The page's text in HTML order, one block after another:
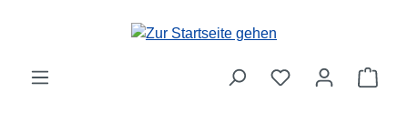
Zum Hauptinhalt springen